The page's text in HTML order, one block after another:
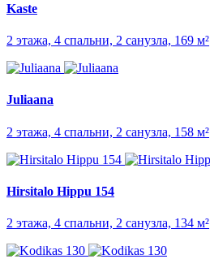
Kaste
2 этажа, 4 спальни, 2 санузла, 169 м²
Juliaana
2 этажа, 4 спальни, 2 санузла, 158 м²
Hirsitalo Hippu 154
2 этажа, 4 спальни, 2 санузла, 134 м²